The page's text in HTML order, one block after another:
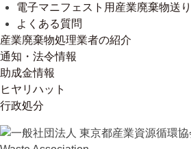
電子マニフェスト用産業廃棄物送
よくある質問
産業廃棄物処理業者の紹介
通知・法令情報
助成金情報
ヒヤリハット
行政処分